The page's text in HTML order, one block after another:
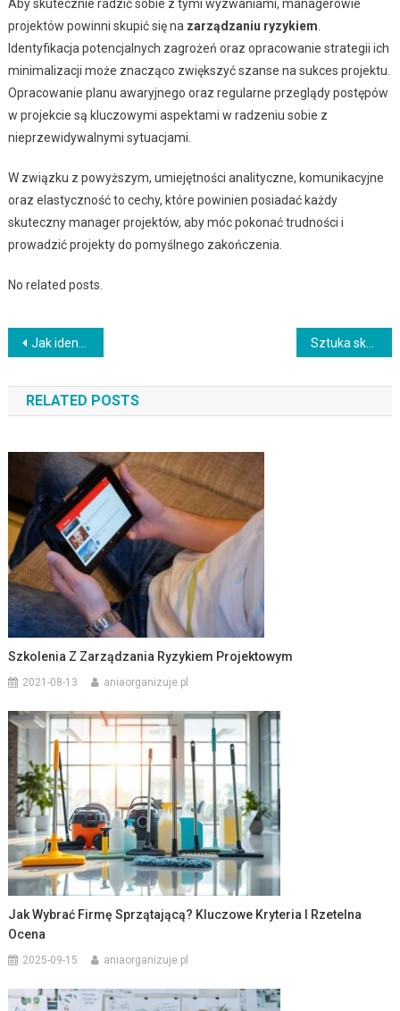
Aby skutecznie radzić sobie z tymi wyzwaniami, managerowie
projektów powinni skupić się na zarządzaniu ryzykiem.
Identyfikacja potencjalnych zagrożeń oraz opracowanie strategii ich
minimalizacji może znacząco zwiększyć szanse na sukces projektu.
Opracowanie planu awaryjnego oraz regularne przeglądy postępów
w projekcie są kluczowymi aspektami w radzeniu sobie z
nieprzewidywalnymi sytuacjami.
W związku z powyższym, umiejętności analityczne, komunikacyjne
oraz elastyczność to cechy, które powinien posiadać każdy
skuteczny manager projektów, aby móc pokonać trudności i
prowadzić projekty do pomyślnego zakończenia.
No related posts.
Nawigacja
wpisu
Jak identyfikować i wykorzystywać trendy w branży? Sztuka skutecznej segmentacji grup docelowych
RELATED POSTS
Szkolenia Z Zarządzania Ryzykiem Projektowym
2021-08-13 aniaorganizuje.pl
Jak Wybrać Firmę Sprzątającą? Kluczowe Kryteria I Rzetelna
Ocena
2025-09-15 aniaorganizuje.pl